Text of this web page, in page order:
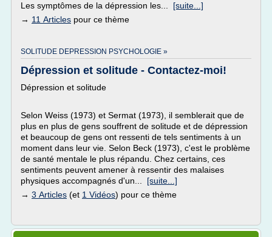
Les symptômes de la dépression les... [suite...]
→ 11 Articles pour ce thème
SOLITUDE DEPRESSION PSYCHOLOGIE »
Dépression et solitude - Contactez-moi!
Dépression et solitude
Selon Weiss (1973) et Sermat (1973), il semblerait que de
plus en plus de gens souffrent de solitude et de dépression
et beaucoup de gens ont ressenti de tels sentiments à un
moment dans leur vie. Selon Beck (1973), c'est le problème
de santé mentale le plus répandu. Chez certains, ces
sentiments peuvent amener à ressentir des malaises
physiques accompagnés d'un... [suite...]
→ 3 Articles (et 1 Vidéos) pour ce thème